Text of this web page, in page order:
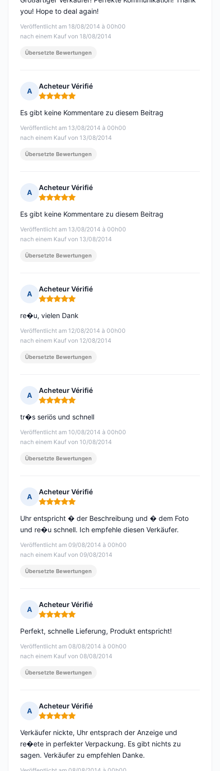
Veröffentlicht am 18/08/2014 à 00h00
nach einem Kauf von 18/08/2014
you! Hope to deal again!
Übersetzte Bewertungen
A
Acheteur Vérifié
Hinweis: 5 von 5
Veröffentlicht am 13/08/2014 à 00h00
nach einem Kauf von 13/08/2014
Es gibt keine Kommentare zu diesem Beitrag
Übersetzte Bewertungen
A
Acheteur Vérifié
Hinweis: 5 von 5
Veröffentlicht am 13/08/2014 à 00h00
nach einem Kauf von 13/08/2014
Es gibt keine Kommentare zu diesem Beitrag
Übersetzte Bewertungen
A
Acheteur Vérifié
Hinweis: 5 von 5
Veröffentlicht am 12/08/2014 à 00h00
nach einem Kauf von 12/08/2014
re�u, vielen Dank
Übersetzte Bewertungen
A
Acheteur Vérifié
Hinweis: 5 von 5
Veröffentlicht am 10/08/2014 à 00h00
nach einem Kauf von 10/08/2014
tr�s seriös und schnell
Übersetzte Bewertungen
A
Acheteur Vérifié
Hinweis: 5 von 5
Veröffentlicht am 09/08/2014 à 00h00
nach einem Kauf von 09/08/2014
Uhr entspricht � der Beschreibung und � dem Foto
und re�u schnell. Ich empfehle diesen Verkäufer.
Übersetzte Bewertungen
A
Acheteur Vérifié
Hinweis: 5 von 5
Veröffentlicht am 08/08/2014 à 00h00
nach einem Kauf von 08/08/2014
Perfekt, schnelle Lieferung, Produkt entspricht!
Übersetzte Bewertungen
A
Acheteur Vérifié
Hinweis: 5 von 5
Verkäufer nickte, Uhr entsprach der Anzeige und
re�ete in perfekter Verpackung. Es gibt nichts zu
sagen. Verkäufer zu empfehlen Danke.